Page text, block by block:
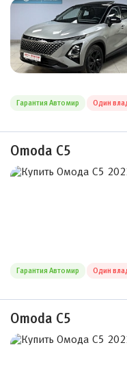
Гарантия Автомир Один
Omoda C5
Гарантия Автомир Один
Omoda C5